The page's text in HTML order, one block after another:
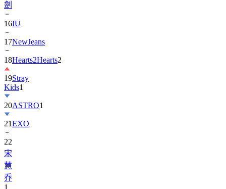
劍
16IU
17NewJeans
18Hearts2Hearts2
19Stray
Kids1
20ASTRO1
21EXO
22
宋
慧
乔
1